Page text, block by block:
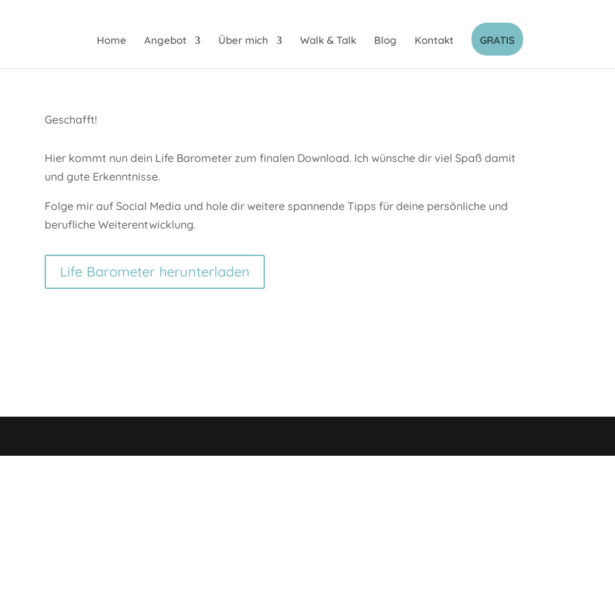
Home Angebot Über mich Walk & Talk Blog Kontakt GRATIS
Geschafft!
Hier kommt nun dein Life Barometer zum finalen Download. Ich wünsche dir viel Spaß damit
und gute Erkenntnisse.
Folge mir auf Social Media und hole dir weitere spannende Tipps für deine persönliche und
berufliche Weiterentwicklung.
Life Barometer herunterladen